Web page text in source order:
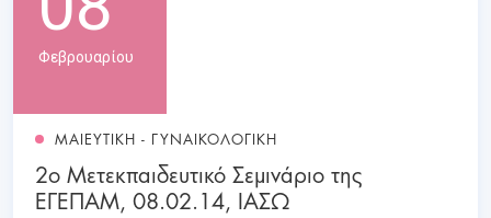
Φεβρουαρίου
ΜΑΙΕΥΤΙΚΗ - ΓΥΝΑΙΚΟΛΟΓΙΚΗ
2ο Μετεκπαιδευτικό Σεμινάριο της
ΕΓΕΠΑΜ, 08.02.14, ΙΑΣΩ